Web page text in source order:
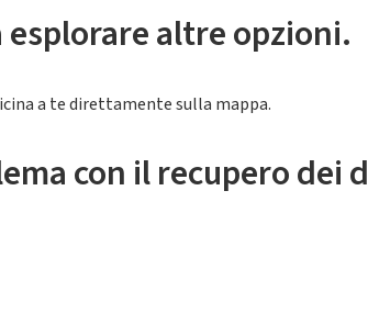
esplorare altre opzioni.
a te direttamente sulla mappa.
con il recupero dei